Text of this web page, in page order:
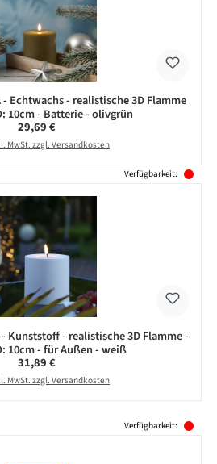
- Echtwachs - realistische 3D Flamme
10cm - Batterie - olivgrün
Regulärer Preis:
29,69 €
MwSt. zzgl. Versandkosten
Verfügbarkeit:
Kunststoff - realistische 3D Flamme -
10cm - für Außen - weiß
Regulärer Preis:
31,89 €
MwSt. zzgl. Versandkosten
Verfügbarkeit: